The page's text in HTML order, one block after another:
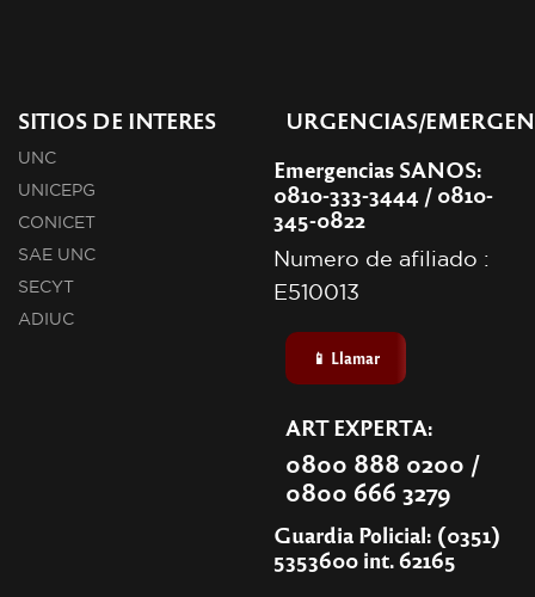
SITIOS DE INTERES
UNC
UNICEPG
CONICET
SAE UNC
SECYT
ADIUC
URGENCIAS/
Emergencias SANOS:
0810-333-3444 / 0810-
345-0822
Numero de afiliado :
E510013
📱 Llamar
ART EXPERTA:
0800 888 0200 /
0800 666 3279
Guardia Policial: (0351)
5353600 int. 62165